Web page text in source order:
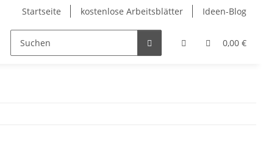
Startseite kostenlose Arbeitsblätter Ideen-Blog
0,00 €
Englisch Religion